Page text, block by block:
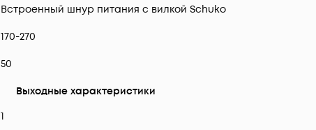
Встроенный шнур питания с вилкой Schuko
170-270
50
Выходные характеристики
1